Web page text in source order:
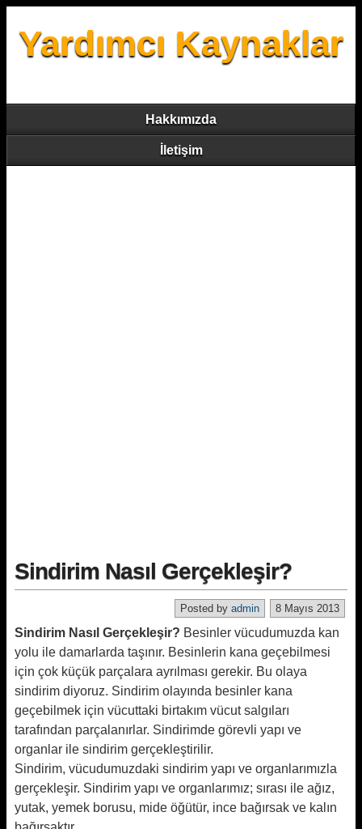
Yardımcı Kaynaklar
Hakkımızda
İletişim
Sindirim Nasıl Gerçekleşir?
8 Mayıs 2013
Posted by admin
Sindirim Nasıl Gerçekleşir? Besinler vücudumuzda kan
yolu ile damarlarda taşınır. Besinlerin kana geçebilmesi
için çok küçük parçalara ayrılması gerekir. Bu olaya
sindirim diyoruz. Sindirim olayında besinler kana
geçebilmek için vücuttaki birtakım vücut salgıları
tarafından parçalanırlar. Sindirimde görevli yapı ve
organlar ile sindirim gerçekleştirilir.
Sindirim, vücudumuzdaki sindirim yapı ve organlarımızla
gerçekleşir. Sindirim yapı ve organlarımız; sırası ile ağız,
yutak, yemek borusu, mide öğütür, ince bağırsak ve kalın